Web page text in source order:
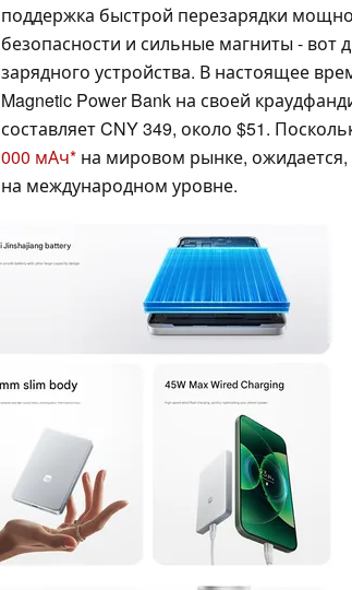
поддержка быстрой перезарядки
безопасности и сильные магниты - вот
зарядного устройства. В настоящее
Magnetic Power Bank на своей
составляет CNY 349, около $51.
000 мАч на мировом рынке,
на международном уровне.